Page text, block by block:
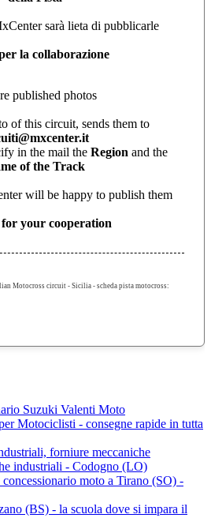
sarà lieta di pubblicarle
la collaborazione
published photos
of this circuit, sends them to
in the mail the Region and the
of the Track
will be happy to publish them
your cooperation
Motocross circuit - Sicilia - scheda pista motocross: